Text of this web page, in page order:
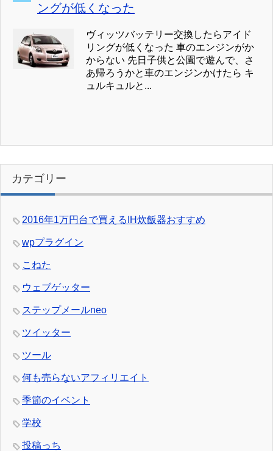
ングが低くなった
ヴィッツバッテリー交換したらアイド
リングが低くなった 車のエンジンがか
からない 先日子供と公園で遊んで、さ
あ帰ろうかと車のエンジンかけたら キ
ュルキュルと...
カテゴリー
2016年1万円台で買えるIH炊飯器おすすめ
wpプラグイン
こねた
ウェブゲッター
ステップメールneo
ツイッター
ツール
何も売らないアフィリエイト
季節のイベント
学校
投稿っち